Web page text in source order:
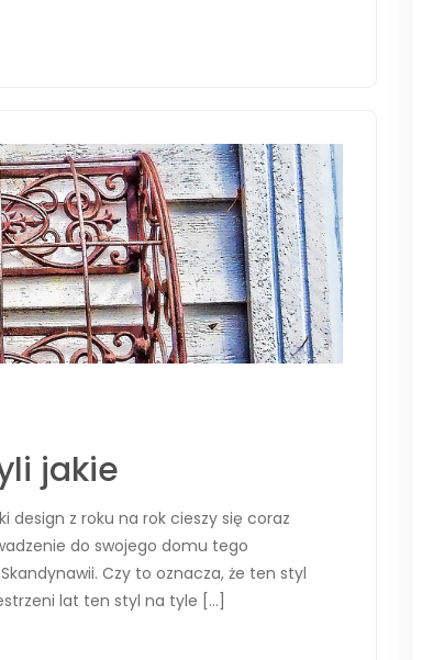
jakie
design z roku na rok cieszy się coraz
do swojego domu tego
Czy to oznacza, że ten styl
lat ten styl na tyle […]